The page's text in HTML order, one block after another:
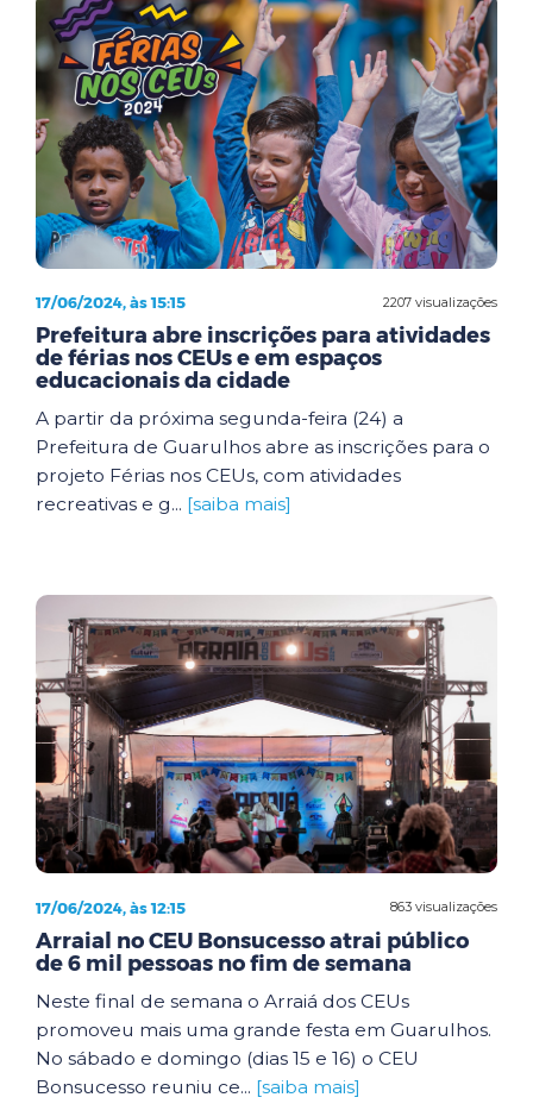
2207 visualizações
17/06/2024, às 15:15
Prefeitura abre inscrições para atividades
de férias nos CEUs e em espaços
educacionais da cidade
A partir da próxima segunda-feira (24) a
Prefeitura de Guarulhos abre as inscrições para o
projeto Férias nos CEUs, com atividades
recreativas e g... [saiba mais]
863 visualizações
17/06/2024, às 12:15
Arraial no CEU Bonsucesso atrai público
de 6 mil pessoas no fim de semana
Neste final de semana o Arraiá dos CEUs
promoveu mais uma grande festa em Guarulhos.
No sábado e domingo (dias 15 e 16) o CEU
Bonsucesso reuniu ce... [saiba mais]